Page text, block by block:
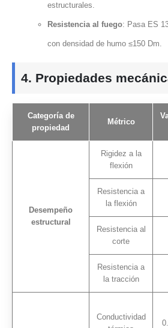
estructurales.
Resistencia al fuego: Pasa ES
con densidad de humo ≤150 Dm.
4. Propiedades
Categoría de
propiedad
Métrico
Desempeño
estructural
Rigidez a la
flexión
Resistencia a
la flexión
Resistencia al
corte
Resistencia a
la tracción
Conductividad